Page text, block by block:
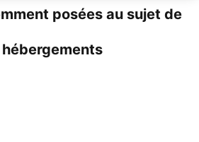
posées au sujet de